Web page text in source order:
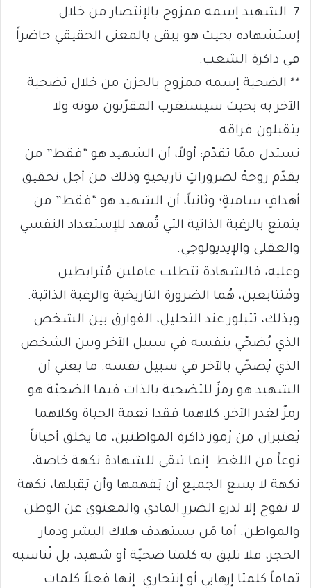
7. الشهيد إسمه ممزوج بالإنتصار من خلال
إستشهاده بحيث هو يبقى بالمعنى الحقيقي حاضراً
في ذاكرة الشعب.
** الضحية إسمه ممزوج بالحزن من خلال تضحية
الآخر به بحيث سيستغرب المقرّبون موته ولا
يتقبلون فراقه.
نستدل ممّا تقدّم: أولاً، أن الشهيد هو “فقط” من
يقدّم روحهُ لضروراتٍ تاريخيةٍ وذلك من أجل تحقيق
أهدافٍ ساميةٍ؛ وثانياً، أن الشهيد هو “فقط” من
يتمتع بالرغبة الذاتية التي تُمهد للإستعداد النفسي
والعقلي والإيديولوجي.
وعليه، فالشهادة تتطلب عاملين مُترابطين
ومُتتابعين، هُما الضرورة التاريخية والرغبة الذاتية.
وبذلك، تتبلور عند التحليل، الفوارق بين الشخص
الذي يُضحّي بنفسه في سبيل الآخر وبين الشخص
الذي يُضحّي بالآخر في سبيل نفسه. ما يعني أن
الشهيد هو رمزٌ للتضحية بالذات فيما الضحيّة هو
رمزٌ لغدر الآخر. كلاهما فقدا نعمة الحياة وكلاهما
يُعتبران من رُموز ذاكرة المواطنين، ما يخلق أحياناً
نوعاً من اللغط. إنما تبقى للشهادة نكهة خاصة،
نكهة لا يسع الجميع أن يَفهمها وأن يَقبلها، نكهة
لا تفوح إلا لدرءِ الضررِ المادي والمعنوي عن الوطن
والمواطن. أما مَن يستهدف هلاك البشر ودمار
الحجر، فلا تليق به كلمتا ضحيّة أو شهيد، بل تُناسبه
تماماً كلمتا إرهابي أو إنتحاري. إنها فعلاً كلمات